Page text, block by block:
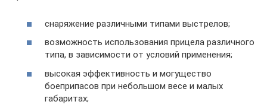
снаряжение различными типами выстрелов;
возможность использования прицела различного
типа, в зависимости от условий применения;
высокая эффективность и могущество
боеприпасов при небольшом весе и малых
габаритах;